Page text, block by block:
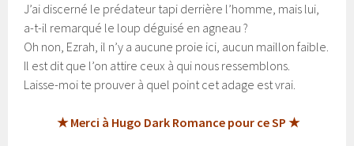
J’ai discerné le prédateur tapi derrière l’homme, mais lui,
a-t-il remarqué le loup déguisé en agneau ?
Oh non, Ezrah, il n’y a aucune proie ici, aucun maillon faible.
Il est dit que l’on attire ceux à qui nous ressemblons.
Laisse-moi te prouver à quel point cet adage est vrai.
★ Merci à Hugo Dark Romance pour ce SP ★